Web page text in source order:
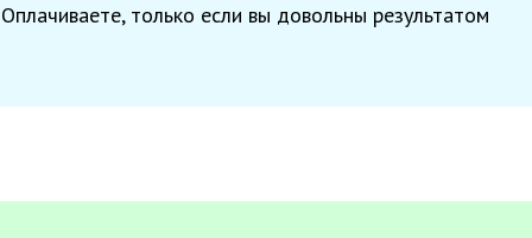
Оплачиваете, только если вы довольны результатом